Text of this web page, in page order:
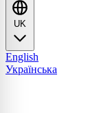
UK
English
Українська